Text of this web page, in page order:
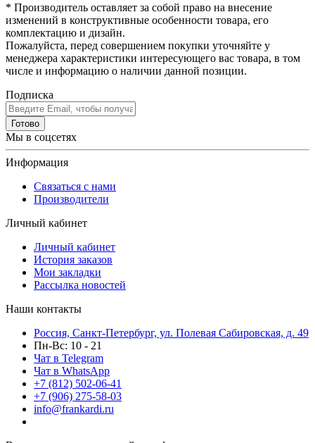
* Производитель оставляет за собой право на внесение
изменений в конструктивные особенности товара, его
комплектацию и дизайн.
Пожалуйста, перед совершением покупки уточняйте у
менеджера характеристики интересующего вас товара, в том
числе и информацию о наличии данной позиции.
Подписка
Готово
Мы в соцсетях
Информация
Связаться с нами
Производители
Личный кабинет
Личный кабинет
История заказов
Мои закладки
Рассылка новостей
Наши контакты
Россия, Санкт-Петербург, ул. Полевая Сабировская, д. 49
Пн-Вс: 10 - 21
Чат в Telegram
Чат в WhatsApp
+7 (812) 502-06-41
+7 (906) 275-58-03
info@frankardi.ru